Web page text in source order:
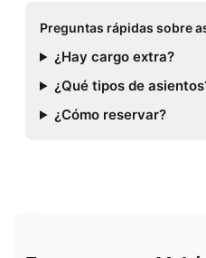
Preguntas rápidas sobre
¿Hay cargo extra?
¿Qué tipos de
¿Cómo reservar?